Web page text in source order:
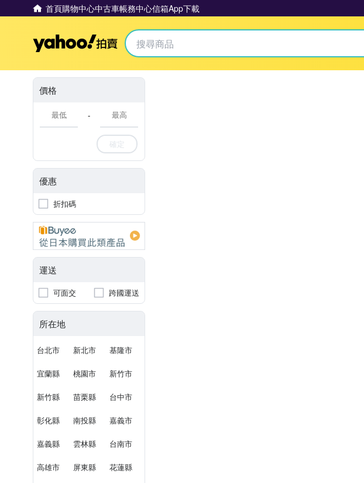
首頁購物中心中古車帳務中心信箱App下載
Yahoo拍賣
價格
-
確定
優惠
折扣碼
運送
可面交 跨國運送
所在地
台北市 新北市 基隆市
宜蘭縣 桃園市 新竹市
新竹縣 苗栗縣 台中市
彰化縣 南投縣 嘉義市
嘉義縣 雲林縣 台南市
高雄市 屏東縣 花蓮縣